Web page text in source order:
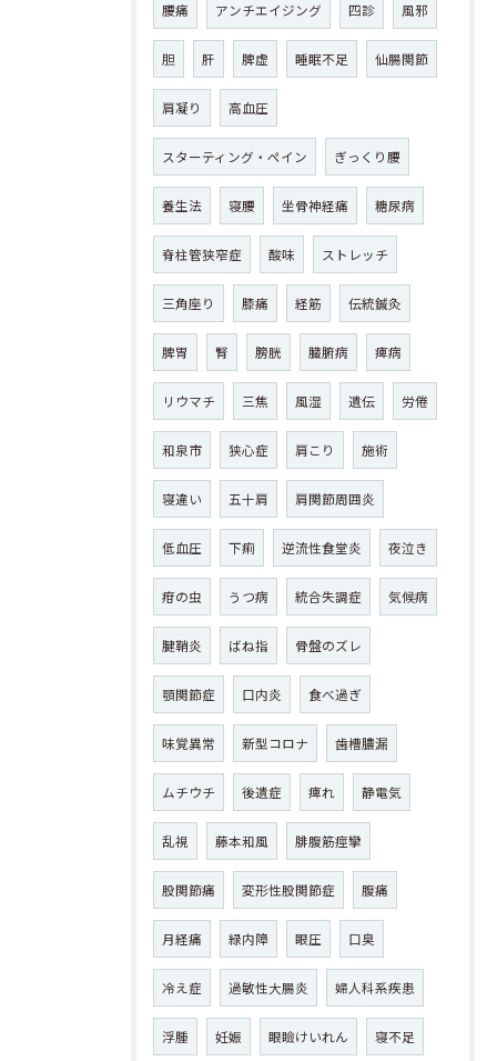
腰痛 アンチエイジング 四診 風邪
胆 肝 脾虚 睡眠不足 仙腸関節
肩凝り 高血圧
スターティング・ペイン ぎっくり腰
養生法 寝腰 坐骨神経痛 糖尿病
脊柱管狭窄症 酸味 ストレッチ
三角座り 膝痛 経筋 伝統鍼灸
脾胃 腎 膀胱 臓腑病 痺病
リウマチ 三焦 風湿 遺伝 労倦
和泉市 狭心症 肩こり 施術
寝違い 五十肩 肩関節周囲炎
低血圧 下痢 逆流性食堂炎 夜泣き
疳の虫 うつ病 統合失調症 気候病
腱鞘炎 ばね指 骨盤のズレ
顎関節症 口内炎 食べ過ぎ
味覚異常 新型コロナ 歯槽膿漏
ムチウチ 後遺症 痺れ 静電気
乱視 藤本和風 腓腹筋痙攣
股関節痛 変形性股関節症 腹痛
月経痛 緑内障 眼圧 口臭
冷え症 過敏性大腸炎 婦人科系疾患
浮腫 妊娠 眼瞼けいれん 寝不足